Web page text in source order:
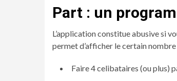
Part : un
L’application constitue abusive si
permet d’afficher le certain
Faire 4 celibataires (ou plus)